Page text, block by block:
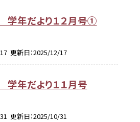
年だより１２月号①
更新日 2025/12/17
年だより１１月号
更新日 2025/10/31